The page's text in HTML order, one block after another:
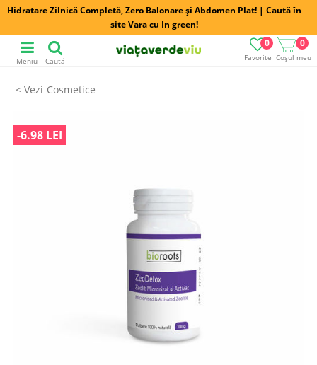
Hidratare Zilnică Completă, Zero Balonare și Abdomen Plat! | Caută în
site Vara cu In green!
Favorite
0
Coșul meu
0
Meniu Caută
Cosmetice
-6.98 LEI